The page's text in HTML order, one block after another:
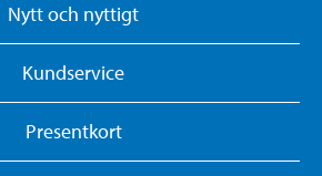
Nytt och nyttigt
Kundservice
Presentkort